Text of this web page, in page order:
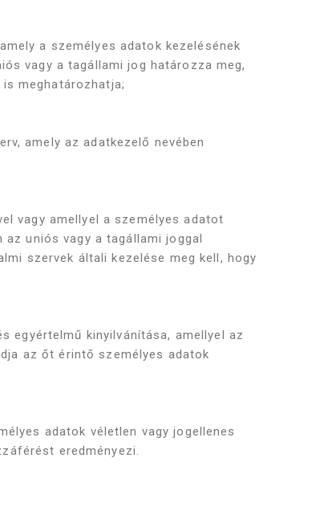
a személyes adatok kezelésének
vagy a tagállami jog határozza meg,
meghatározhatja;
amely az adatkezelő nevében
vagy amellyel a személyes adatot
uniós vagy a tagállami joggal
szervek általi kezelése meg kell, hogy
egyértelmű kinyilvánítása, amellyel az
az őt érintő személyes adatok
adatok véletlen vagy jogellenes
eredményezi.